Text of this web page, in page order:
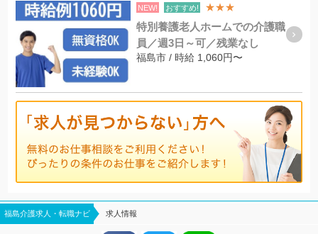
NEW! おすすめ! ★★★
特別養護老人ホームでの介護職
員／週3日～可／残業なし
福島市 / 時給 1,060円〜
福島介護求人・転職ナビ 求人情報